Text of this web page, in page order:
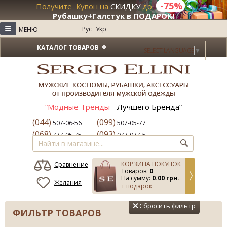
Получите Купон на СКИДКУдо -75% +
Рубашку+Галстук в ПОДАРОК!
≡ МЕНЮ Рус Укр
SELECT LANGUAGE ▼
КАТАЛОГ ТОВАРОВ
“Модные Тренды - Лучшего Бренда”
(044) 507-06-56 (099) 507-05-77
(068)777-05-75 (093)077-077-5
КОРЗИНА ПОКУПОК
Товаров: 0
На сумму: 0.00 грн.
+ подарок
Сравнение
Желания
ФИЛЬТР ТОВАРОВ
Сбросить фильтр